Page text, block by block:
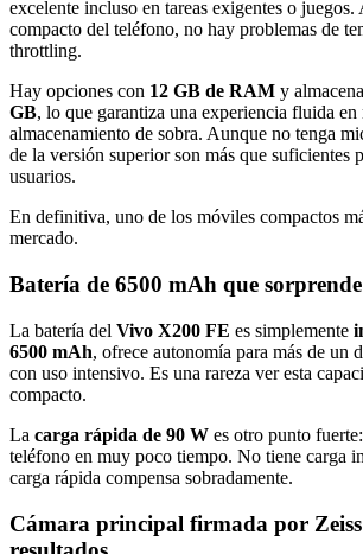
excelente incluso en tareas exigentes o juegos.
compacto del teléfono, no hay problemas de
throttling.
Hay opciones con 12 GB de RAM y
GB, lo que garantiza una experiencia fluida
almacenamiento de sobra. Aunque no tenga
de la versión superior son más que suficientes
usuarios.
En definitiva, uno de los móviles compactos
mercado.
Batería de 6500 mAh que
La batería del Vivo X200 FE es simplemente
6500 mAh, ofrece autonomía para más de un
con uso intensivo. Es una rareza ver esta
compacto.
La carga rápida de 90 W es otro punto
teléfono en muy poco tiempo. No tiene carga
carga rápida compensa sobradamente.
Cámara principal firmada por